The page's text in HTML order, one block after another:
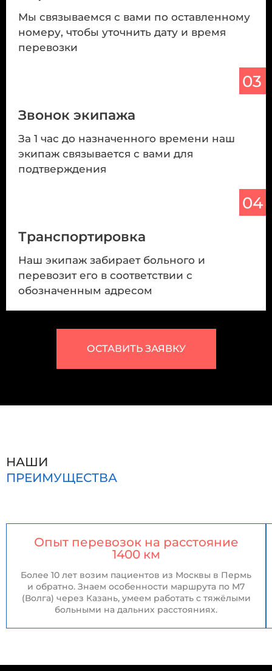
Мы связываемся с вами по оставленному
номеру, чтобы уточнить дату и время
перевозки
03
Звонок экипажа
За 1 час до назначенного времени наш
экипаж связывается с вами для
подтверждения
04
Транспортировка
Наш экипаж забирает больного и
перевозит его в соответствии с
обозначенным адресом
ОСТАВИТЬ ЗАЯВКУ
НАШИ
ПРЕИМУЩЕСТВА
Опыт перевозок на расстояние
1400 км
Более 10 лет возим пациентов из Москвы в Пермь
и обратно. Знаем особенности маршрута по М7
(Волга) через Казань, умеем работать с тяжёлыми
больными на дальних расстояниях.